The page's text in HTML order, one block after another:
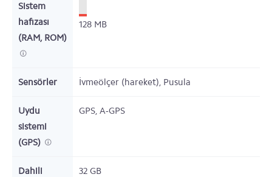
Sistem
hafızası
(RAM, ROM)
128 MB
Sensörler İvmeölçer (hareket), Pusula
Uydu
sistemi
(GPS)
GPS, A-GPS
Dahili
32 GB